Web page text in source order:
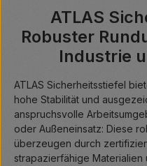
ATLAS
Robuster
Industrie
ATLAS Sicherheitsstiefel
hohe Stabilität und
anspruchsvolle
oder Außeneinsatz: Diese
überzeugen durch
strapazierfähige Materialien